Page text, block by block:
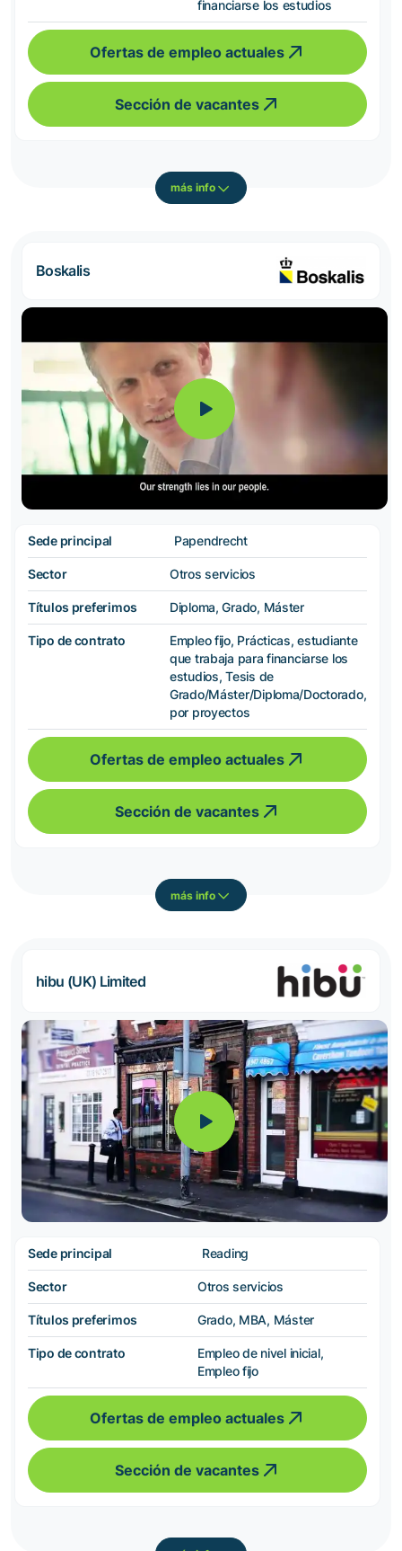
financiarse los estudios
Ofertas de empleo actuales
Sección de vacantes
más info
Boskalis
Sede principal Papendrecht
Sector Otros servicios
Títulos preferimos Diploma, Grado, Máster
Tipo de contrato
Empleo fijo, Prácticas, estudiante
que trabaja para financiarse los
estudios, Tesis de
Grado/Máster/Diploma/Doctorado,
por proyectos
Ofertas de empleo actuales
Sección de vacantes
más info
hibu (UK) Limited
Sede principal Reading
Sector Otros servicios
Títulos preferimos Grado, MBA, Máster
Tipo de contrato
Empleo de nivel inicial,
Empleo fijo
Ofertas de empleo actuales
Sección de vacantes